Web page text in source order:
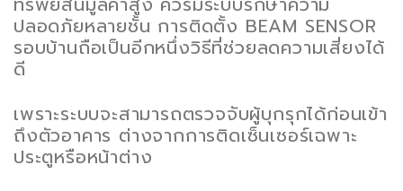
ปลอดภัยหลายชั้น การติดตั้ง BEAM SENSOR
รอบบ้านถือเป็นอีกหนึ่งวิธีที่ช่วยลดความเสี่ยงได้
ดี
เพราะระบบจะสามารถตรวจจับผู้บุกรุกได้ก่อนเข้า
ถึงตัวอาคาร ต่างจากการติดเซ็นเซอร์เฉพาะ
ประตูหรือหน้าต่าง